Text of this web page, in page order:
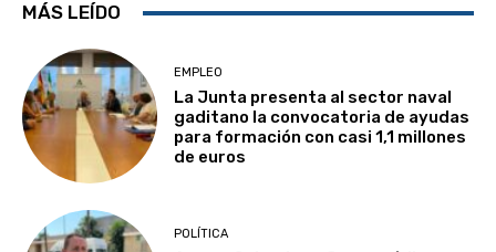
MÁS LEÍDO
EMPLEO
La Junta presenta al sector naval
gaditano la convocatoria de ayudas
para formación con casi 1,1 millones
de euros
POLÍTICA